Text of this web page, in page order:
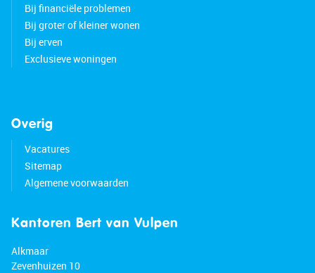
Bij financiële problemen
Bij groter of kleiner wonen
Bij erven
Exclusieve woningen
Overig
Vacatures
Sitemap
Algemene voorwaarden
Kantoren Bert van Vulpen
Alkmaar
Zevenhuizen 10